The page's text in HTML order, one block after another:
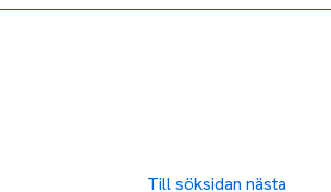
Till söksidan nästa